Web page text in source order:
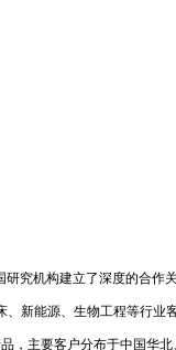
究机构建立了深度的合作
新能源、生物工程等行业
主要客户分布于中国华北